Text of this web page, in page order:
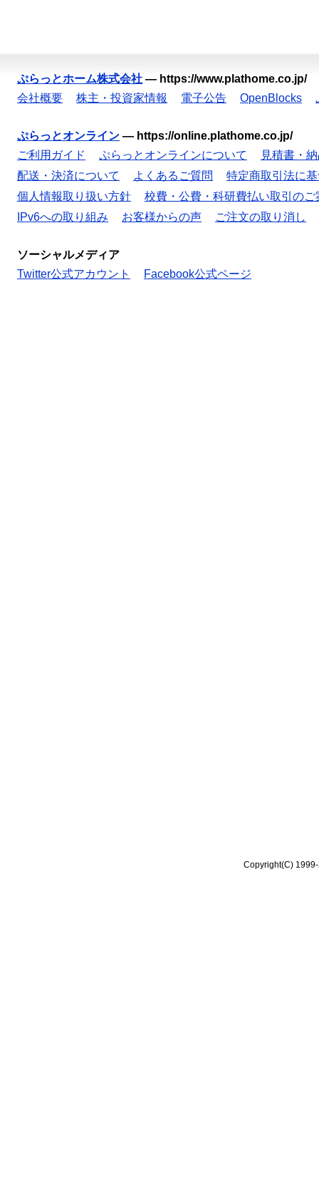
ぷらっとホーム株式会社 — https://www.plathome.co.jp/
会社概要
株主・投資家情報 電子公告 OpenBlocks
ぷらっとオンライン — https://online.plathome.co.jp/
ご利用ガイド
ぷらっとオンラインについて
見積書・
配送・決済について
よくあるご質問
特定商取引法に
個人情報取り扱い方針
校費・公費・科研費払い取引のご
IPv6への取り組み
お客様からの声 ご注文の取り消し
ソーシャルメディア
Twitter公式アカウント
Facebook公式ページ
Copyright(C)